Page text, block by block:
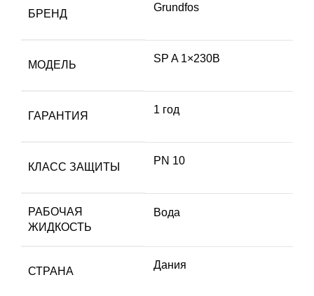
БРЕНД
Grundfos
МОДЕЛЬ
SP A 1×230В
ГАРАНТИЯ
1 год
КЛАСС ЗАЩИТЫ
PN 10
РАБОЧАЯ
ЖИДКОСТЬ
Вода
СТРАНА
Дания